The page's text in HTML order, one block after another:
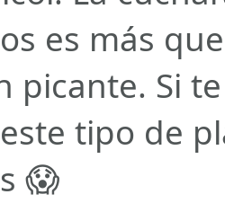
es más
picante. Si
tipo de
😱